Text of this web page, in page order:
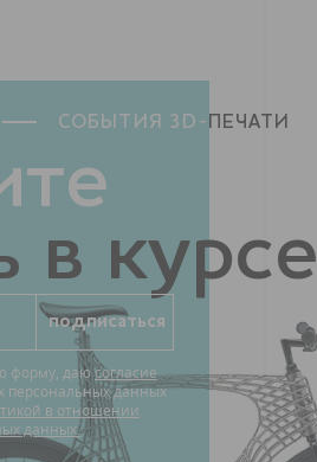
в курсе
СОБЫТИЯ 3D- ПЕЧАТИ
форму, даюсогласие
персональных данных
в отношении
данных.